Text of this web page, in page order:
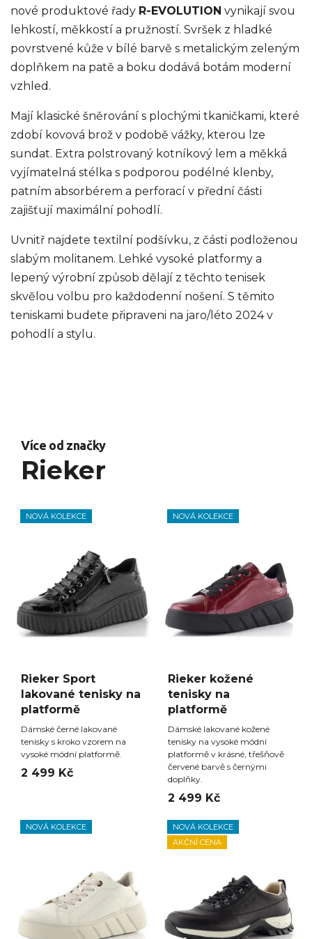
nové produktové řady R-EVOLUTION vynikají svou
lehkostí, měkkostí a pružností. Svršek z hladké
povrstvené kůže v bílé barvě s metalickým zeleným
doplňkem na patě a boku dodává botám moderní
vzhled.
Mají klasické šněrování s plochými tkaničkami, které
zdobí kovová brož v podobě vážky, kterou lze
sundat. Extra polstrovaný kotníkový lem a měkká
vyjímatelná stélka s podporou podélné klenby,
patním absorbérem a perforací v přední části
zajišťují maximální pohodlí.
Uvnitř najdete textilní podšívku, z části podloženou
slabým molitanem. Lehké vysoké platformy a
lepený výrobní způsob dělají z těchto tenisek
skvělou volbu pro každodenní nošení. S těmito
teniskami budete připraveni na jaro/léto 2024 v
pohodlí a stylu.
Více od značky
Rieker
NOVÁ KOLEKCE
Rieker Sport
lakované tenisky na
platformě
Dámské černé lakované
tenisky s kroko vzorem na
vysoké módní platformě.
2 499 Kč
NOVÁ KOLEKCE
Rieker kožené
tenisky na
platformě
Dámské lakované kožené
tenisky na vysoké módní
platformě v krásné, třešňově
červené barvě s černými
doplňky.
2 499 Kč
NOVÁ KOLEKCE
NOVÁ KOLEKCE
AKČNÍ CENA